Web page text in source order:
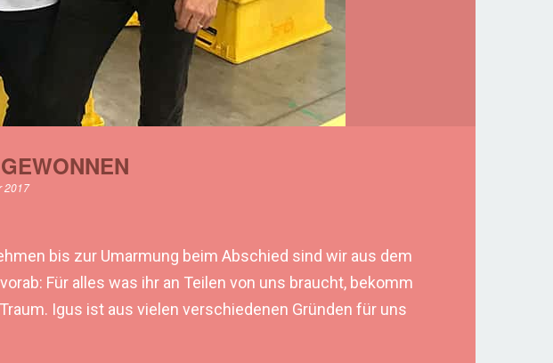
2017
bis zur Umarmung beim Abschied sind wir aus dem
Für alles was ihr an Teilen von uns braucht, bekomm
Igus ist aus vielen verschiedenen Gründen für uns